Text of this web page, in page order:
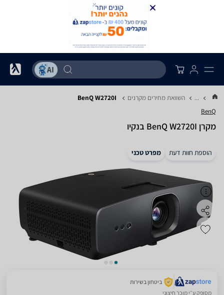
... השוואת מחירים מקרנים BenQ W2720I
BenQ
מקרן BenQ W2720I בנקיו
הוספת חוות דעת מפרט טכני
ביטחון בשירות
מסופק ע״י מוכר חיצוני